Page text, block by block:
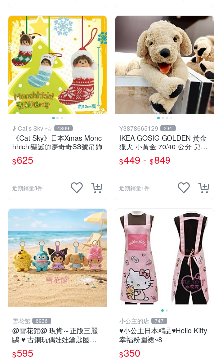
♪ Cat s Sky╭☆ 4809
《Cat Sky》日本Xmas Monc
hhichi聖誕節夢奇奇SS號吊飾
$625
近期銷量3件
Y3878665129 294
IKEA GOSIG GOLDEN 黃金
獵犬 小黃金 70/40 公分 兒童
擺飾 玩偶 大狗 小狗 狗
$449 - $849
近期銷量1件
雪花館 6936
@雪花館@ 現貨～正版三麗
鷗 ♥ 古銅玩偶娃娃鑰匙圈掛
飾
$595
小公主的店 747
♥小公主日本精品♥Hello Kitty
幸福粉圍裙~8
$350